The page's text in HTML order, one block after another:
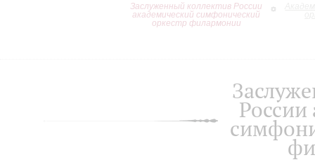
Заслуженный коллектив России
академический симфонический
оркестр филармонии